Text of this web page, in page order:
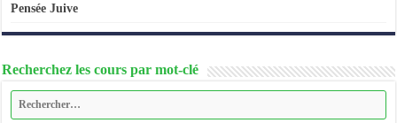
Pensée Juive
Recherchez les cours par mot-clé